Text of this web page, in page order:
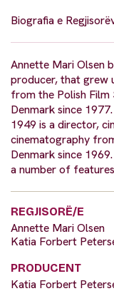
Biografia e
Annette Mari Olsen
producer, that grew
from the Polish Film
Denmark since
1949 is a director,
cinematography
Denmark since
a number of
REGJISORË/E
Annette Mari Olsen
Katia Forbert
PRODUCENT
Katia Forbert